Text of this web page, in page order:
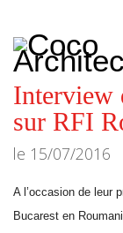
etc.
Interview
sur RFI
le 15/07/2016
A l’occasion de leur
Bucarest en